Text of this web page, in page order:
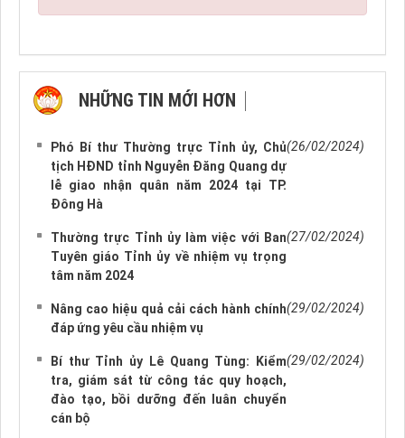
NHỮNG TIN MỚI HƠN
Phó Bí thư Thường trực Tỉnh ủy, Chủ
tịch HĐND tỉnh Nguyễn Đăng Quang dự
lễ giao nhận quân năm 2024 tại TP.
Đông Hà
(26/02/2024)
Thường trực Tỉnh ủy làm việc với Ban
Tuyên giáo Tỉnh ủy về nhiệm vụ trọng
tâm năm 2024
(27/02/2024)
Nâng cao hiệu quả cải cách hành chính
đáp ứng yêu cầu nhiệm vụ
(29/02/2024)
Bí thư Tỉnh ủy Lê Quang Tùng: Kiểm
tra, giám sát từ công tác quy hoạch,
đào tạo, bồi dưỡng đến luân chuyển
cán bộ
(29/02/2024)